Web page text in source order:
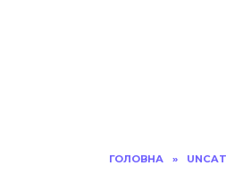
ГОЛОВНА »